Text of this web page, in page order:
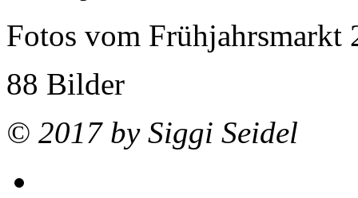
Fotos vom Frühjahrsmarkt
88 Bilder
© 2017 by Siggi Seidel